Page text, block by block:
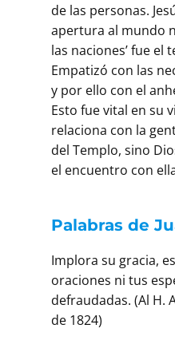
de las personas.
apertura al mundo
las naciones’ fue el
Empatizó con las
y por ello con el
Esto fue vital en su
relaciona con la
del Templo, sino
el encuentro con
Palabras de
Implora su gracia,
oraciones ni tus
defrauda­das. (Al H.
de 1824)